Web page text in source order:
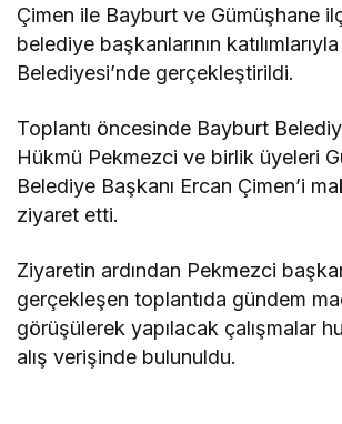
Çimen ile Bayburt ve Gümüşhane
belediye başkanlarının
Belediyesi’nde gerçekleştirildi.
Toplantı öncesinde Bayburt
Hükmü Pekmezci ve birlik üyeleri
Belediye Başkanı Ercan Çimen’i
ziyaret etti.
Ziyaretin ardından Pekmezci
gerçekleşen toplantıda gündem
görüşülerek yapılacak çalışmalar
alış verişinde bulunuldu.